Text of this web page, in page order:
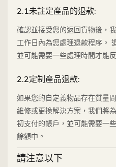
2.1未註定產品的退款:
確認並接受您的返回貨物後，
工作日內為您處理退款程序。
並可能需要一些處理時間才能
2.2定制產品退款:
如果您的自定義物品存在質量
維修或更換解決方案，我們將
初支付的帳戶，並可能需要一
餘額中。
請注意以下